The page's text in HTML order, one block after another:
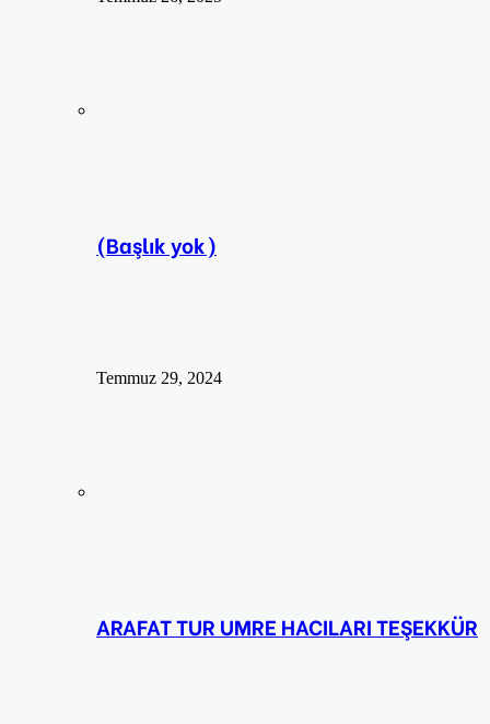
(Başlık yok)
Temmuz 29, 2024
ARAFAT TUR UMRE HACILARI TEŞEKKÜR